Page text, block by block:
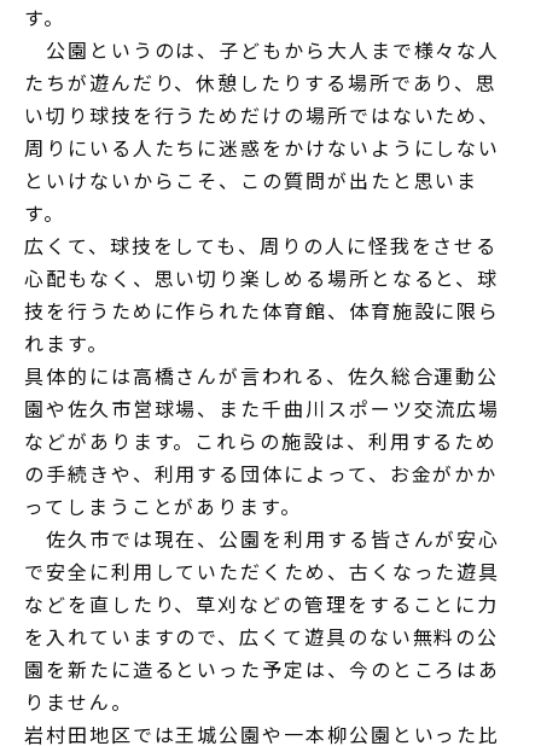
す。
公園というのは、子どもから大人まで様々な人
たちが遊んだり、休憩したりする場所であり、思
い切り球技を行うためだけの場所ではないため、
周りにいる人たちに迷惑をかけないようにしない
といけないからこそ、この質問が出たと思いま
す。
広くて、球技をしても、周りの人に怪我をさせる
心配もなく、思い切り楽しめる場所となると、球
技を行うために作られた体育館、体育施設に限ら
れます。
具体的には高橋さんが言われる、佐久総合運動公
園や佐久市営球場、また千曲川スポーツ交流広場
などがあります。これらの施設は、利用するため
の手続きや、利用する団体によって、お金がかか
ってしまうことがあります。
佐久市では現在、公園を利用する皆さんが安心
で安全に利用していただくため、古くなった遊具
などを直したり、草刈などの管理をすることに力
を入れていますので、広くて遊具のない無料の公
園を新たに造るといった予定は、今のところはあ
りません。
岩村田地区では王城公園や一本柳公園といった比